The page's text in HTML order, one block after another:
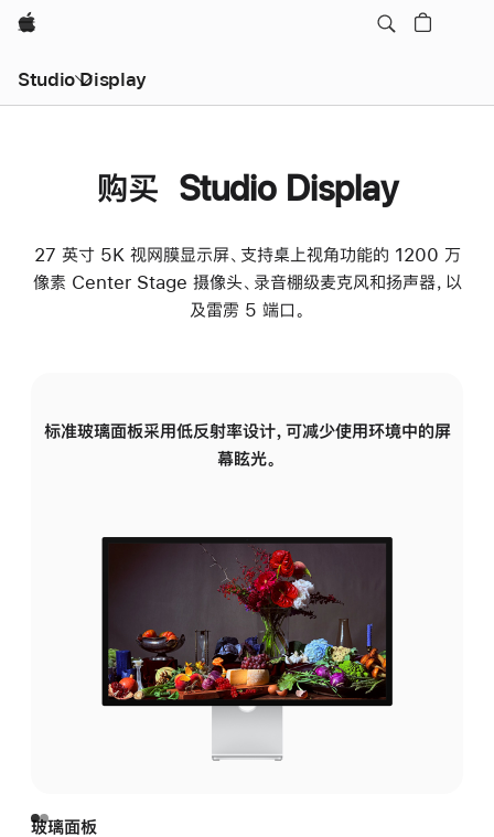
Apple
Studio Display
购买 Studio Display
27 英寸 5K 视网膜显示屏、支持桌上视角功能的 1200 万
像素 Center Stage 摄像头、录音棚级麦克风和扬声器，以
及雷雳 5 端口。
标准玻璃面板采用低反射率设计，可减少使用环境中的屏
幕眩光。
玻璃面板